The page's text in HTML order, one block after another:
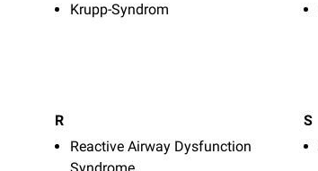
Krupp-Syndrom
R
Reactive Airway Dysfunction
S